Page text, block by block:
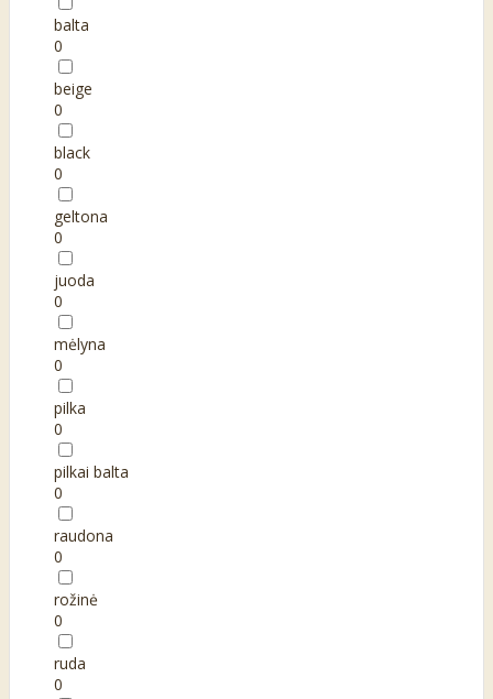
balta
0
beige
0
black
0
geltona
0
juoda
0
mėlyna
0
pilka
0
pilkai balta
0
raudona
0
rožinė
0
ruda
0